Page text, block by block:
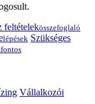
feltételekösszefoglaló
lépések Szükséges
fontos
Vállalkozói